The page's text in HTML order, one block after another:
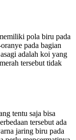
pola biru pada
pada bagian
adalah koi yang
tersebut tidak
tentu saja bisa
tersebut ada
jaring biru pada